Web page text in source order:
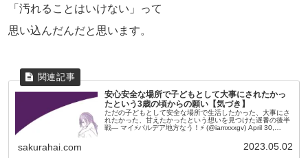
「汚れることはいけない」って
思い込んだんだと思います。
安心安全な場所で子どもとして大事にされたかっ
たという3歳の頃からの願い【気づき】
ただの子どもとして安全な場所で生活したかった、大事にさ
れたかった、甘えたかったという想いを見つけた遅番の後半
戦— マイ⚡️パルデア地方なう！⚡️ (@iamxxxgv) April 30,
sakurahai.com 2023.05.02